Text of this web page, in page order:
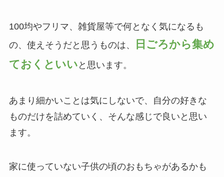
100均やフリマ、雑貨屋等で何となく気になるも
の、使えそうだと思うものは、
日ごろから集め
ておくといい と思います。
あまり細かいことは気にしないで、自分の好きな
ものだけを詰めていく、そんな感じで良いと思い
ます。
家に使っていない子供の頃のおもちゃがあるかも